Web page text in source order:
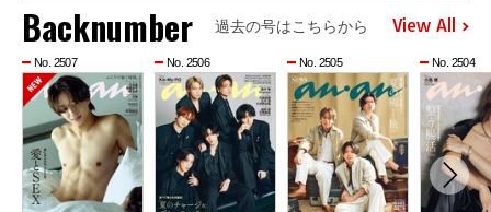
Backnumber 過去の号はこちらから View All
No. 2507 No. 2506 No. 2505 No. 2504